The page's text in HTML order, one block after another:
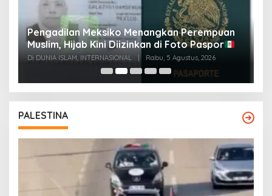
Pengadilan Meksiko Menangkan Perempuan
Muslim, Hijab Kini Diizinkan di Foto Paspor
Di DUNIA ISLAM, INTERNASIONAL Rabu, 5 Agustus, 2026
PALESTINA